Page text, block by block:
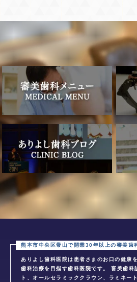
ありよし歯科医院は患者さまのお口の健康
歯科治療を目指す歯科医院です。 審美歯科
ト、オールセラミッククラウン、ラミネー